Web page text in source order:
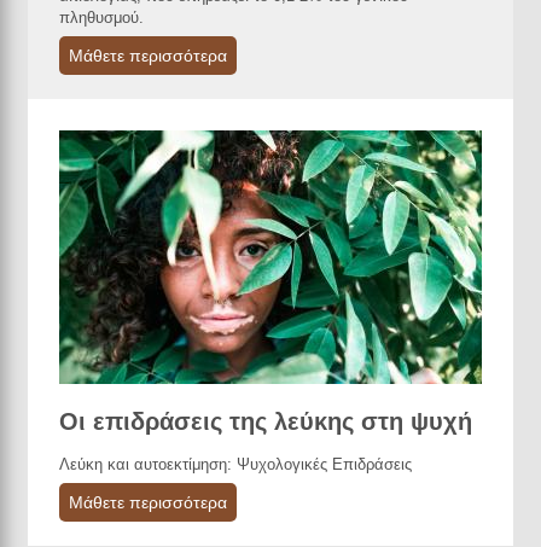
πληθυσμού.
Μάθετε περισσότερα
Οι επιδράσεις της λεύκης στη ψυχή
Λεύκη και αυτοεκτίμηση: Ψυχολογικές Επιδράσεις
Μάθετε περισσότερα